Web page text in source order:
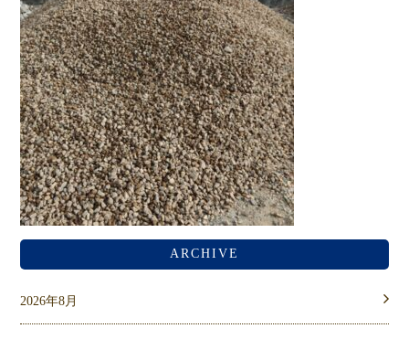
ARCHIVE
2026年8月